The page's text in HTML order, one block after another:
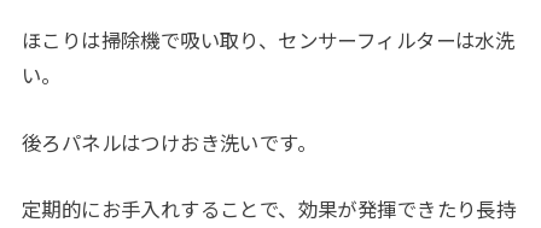
ほこりは掃除機で吸い取り、センサーフィルターは水洗
い。
後ろパネルはつけおき洗いです。
定期的にお手入れすることで、効果が発揮できたり長持